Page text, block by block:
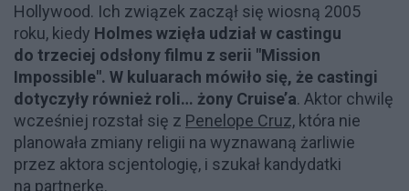
Hollywood. Ich związek zaczął się wiosną 2005
roku, kiedy Holmes wzięła udział w castingu
do trzeciej odsłony filmu z serii "Mission
Impossible". W kuluarach mówiło się, że castingi
dotyczyły również roli… żony Cruise’a. Aktor chwilę
wcześniej rozstał się z Penelope Cruz, która nie
planowała zmiany religii na wyznawaną żarliwie
przez aktora scjentologię, i szukał kandydatki
na partnerkę.